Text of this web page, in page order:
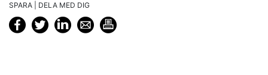
SPARA | DELA MED DIG